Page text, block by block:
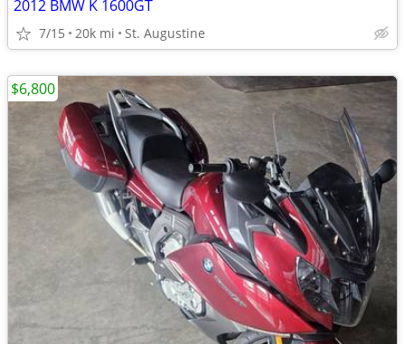
2012 BMW K 1600GT
7/15 20k mi St. Augustine
$6,800